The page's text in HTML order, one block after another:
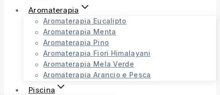
Aromaterapia
Aromaterapia Eucalipto
Aromaterapia Menta
Aromaterapia Pino
Aromaterapia Fiori Himalayani
Aromaterapia Mela Verde
Aromaterapia Arancio e Pesca
Piscina